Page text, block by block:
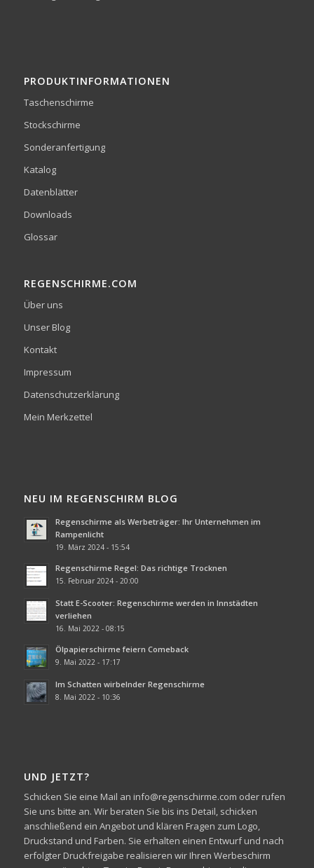
PRODUKTINFORMATIONEN
Taschenschirme
Stockschirme
Sonderanfertigung
Katalog
Datenblätter
Downloads
Glossar
REGENSCHIRME.COM
Über uns
Unser Blog
Kontakt
Impressum
Datenschutzerklärung
Mein Merkzettel
NEU IM REGENSCHIRM BLOG
Regenschirme als Werbeträger: Ihr Unternehmen im
Rampenlicht
19. März 2024 - 15:54
Regenschirme Regel: Das richtige Trocknen
15. Februar 2024 - 20:00
Statt E-Scooter: Regenschirme werden in Innstädten
verliehen
16. Mai 2022 - 08:15
Ölpapierschirme feiern Comeback
9. Mai 2022 - 17:17
Im Schatten wirbelnder Regenschirme
8. Mai 2022 - 10:36
UND JETZT?
Schicken Sie eine Mail an info@regenschirme.com oder rufen
Sie uns bitte an. Wir beraten Sie bis ins Detail, schicken
anschließend ein Angebot und klären Fragen zum Logo,
Druckstand und Farben. Sie erhalten einen Entwurf und nach
erfolgter Druckfreigabe realisieren wir Ihren Werbeschirm